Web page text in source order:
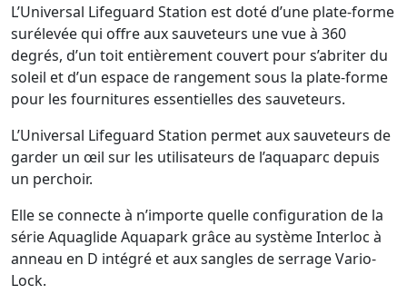
L’Universal Lifeguard Station est doté d’une plate-forme
surélevée qui offre aux sauveteurs une vue à 360
degrés, d’un toit entièrement couvert pour s’abriter du
soleil et d’un espace de rangement sous la plate-forme
pour les fournitures essentielles des sauveteurs.
L’Universal Lifeguard Station permet aux sauveteurs de
garder un œil sur les utilisateurs de l’aquaparc depuis
un perchoir.
Elle se connecte à n’importe quelle configuration de la
série Aquaglide Aquapark grâce au système Interloc à
anneau en D intégré et aux sangles de serrage Vario-
Lock.